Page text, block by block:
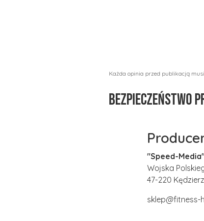
Każda opinia przed publikacją
Bezpieczeństwo
"Speed-
Wojska
47-220
sklep@fitness-